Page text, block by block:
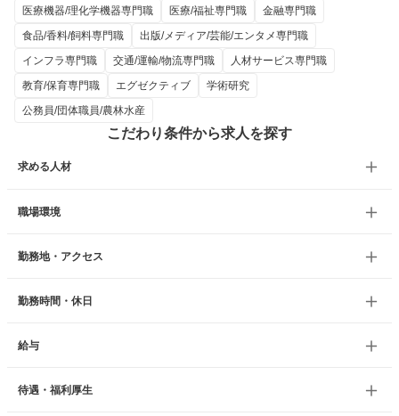
医療機器/理化学機器専門職
医療/福祉専門職
金融専門職
食品/香料/飼料専門職
出版/メディア/芸能/エンタメ専門職
インフラ専門職
交通/運輸/物流専門職
人材サービス専門職
教育/保育専門職
エグゼクティブ
学術研究
公務員/団体職員/農林水産
こだわり条件から求人を探す
求める人材
職場環境
勤務地・アクセス
勤務時間・休日
給与
待遇・福利厚生